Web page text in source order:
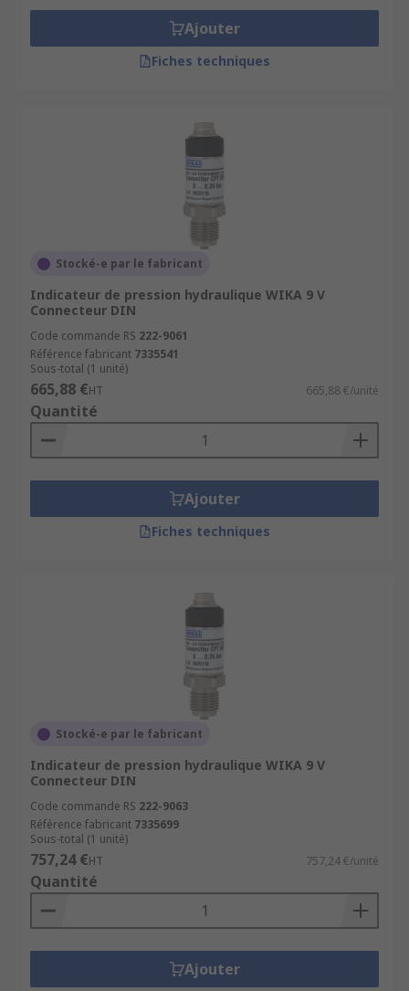
Ajouter
Fiches techniques
Stocké-e par le fabricant
Indicateur de pression hydraulique WIKA 9 V
Connecteur DIN
Code commande RS 222-9061
Référence fabricant 7335541
Sous-total (1 unité)
665,88 €HT 665,88 €/unité
Quantité
Ajouter
Fiches techniques
Stocké-e par le fabricant
Indicateur de pression hydraulique WIKA 9 V
Connecteur DIN
Code commande RS 222-9063
Référence fabricant 7335699
Sous-total (1 unité)
757,24 €HT 757,24 €/unité
Quantité
Ajouter